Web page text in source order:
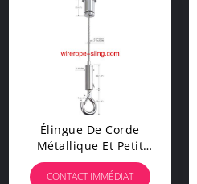
Élingue De Corde
Métallique Et Petit
Poinçon Et Crochet
CONTACT IMMÉDIAT